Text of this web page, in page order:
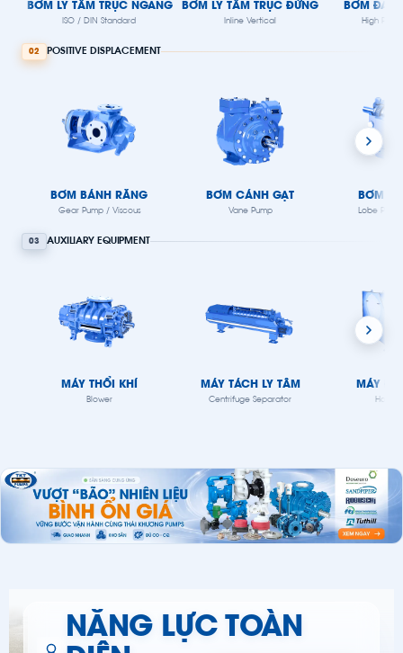
BƠM LY TÂM TRỤC NGANG
ISO / DIN Standard
BƠM LY TÂM TRỤC ĐỨNG
Inline Vertical
BƠM ĐA
High
02 POSITIVE DISPLACEMENT
BƠM BÁNH RĂNG
Gear Pump / Viscous
BƠM CÁNH GẠT
Vane Pump
BƠM
Lobe
03 AUXILIARY EQUIPMENT
MÁY THỔI KHÍ
Blower
MÁY TÁCH LY TÂM
Centrifuge Separator
MÁY
NĂNG LỰC TOÀN